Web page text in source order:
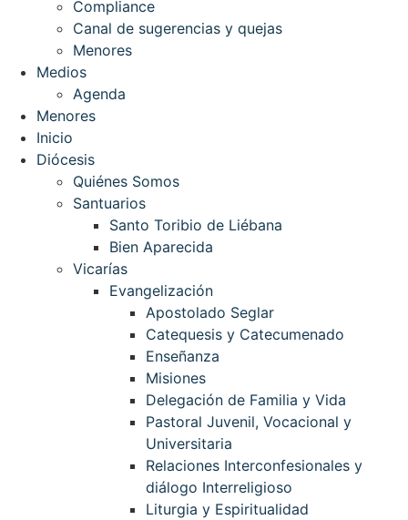
Compliance
Canal de sugerencias y quejas
Menores
Medios
Agenda
Menores
Inicio
Diócesis
Quiénes Somos
Santuarios
Santo Toribio de Liébana
Bien Aparecida
Vicarías
Evangelización
Apostolado Seglar
Catequesis y Catecumenado
Enseñanza
Misiones
Delegación de Familia y Vida
Pastoral Juvenil, Vocacional y
Universitaria
Relaciones Interconfesionales y
diálogo Interreligioso
Liturgia y Espiritualidad